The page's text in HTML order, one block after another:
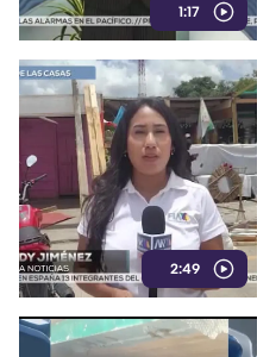
1:17
2:49